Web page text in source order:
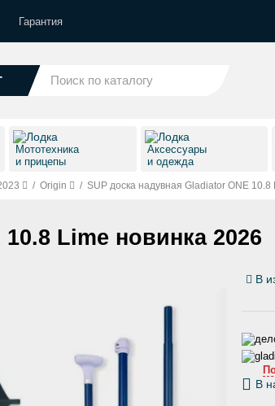
Гарантия
Мототехника
и прицепы
Аксессуары
и одежда
/ Origin / SUP доска надувная Gladiator ONE 10.8
Lime новинка 2026
В
В